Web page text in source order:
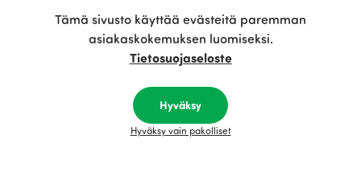
Tämä sivusto käyttää evästeitä paremman
asiakaskokemuksen luomiseksi.
Tietosuojaseloste
Hyväksy
Hyväksy vain pakolliset